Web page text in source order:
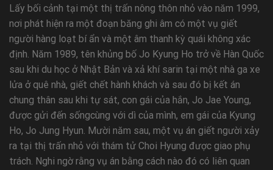
Lấy bối cảnh tại một thị trấn nông thôn nhỏ vào năm 1999,
nơi phát hiện ra một đoạn băng ghi âm có một vụ giết
người hàng loạt bí ẩn và một âm thanh kỳ quái không xác
định. Năm 1989, tên khủng bố Jo Kyung Ho trở về Hàn Quốc
sau khi du học ở Nhật Bản và xả khí sarin tại một nhà ga xe
lửa ở quê nhà, giết chết hành khách và sau đó bị kết án
chung thân sau khi tự sát, con gái của hắn, Jo Jae Young,
được gửi đến sốngcùng với dì của mình, em gái của Kyung
Ho, Jo Jung Hyun. Mười năm sau, một vụ án giết người xảy
ra tại thị trấn nhỏ với thám tử Choi Hyung được giao phụ
trách. Nghi ngờ rằng vụ án bằng cách nào đó có liên quan